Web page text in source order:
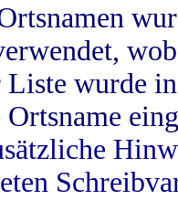
Liste wurde
Ortsname